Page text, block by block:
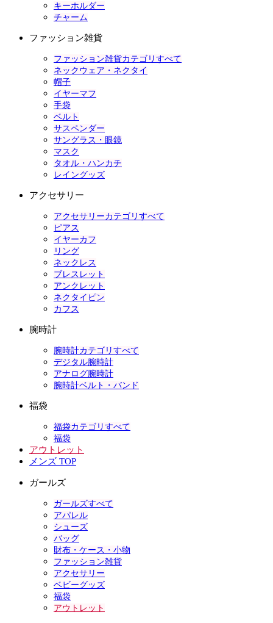
キーホルダー
チャーム
ファッション雑貨
ファッション雑貨カテゴリすべて
ネックウェア・ネクタイ
帽子
イヤーマフ
手袋
ベルト
サスペンダー
サングラス・眼鏡
マスク
タオル・ハンカチ
レイングッズ
アクセサリー
アクセサリーカテゴリすべて
ピアス
イヤーカフ
リング
ネックレス
ブレスレット
アンクレット
ネクタイピン
カフス
腕時計
腕時計カテゴリすべて
デジタル腕時計
アナログ腕時計
腕時計ベルト・バンド
福袋
福袋カテゴリすべて
福袋
アウトレット
メンズ TOP
ガールズ
ガールズすべて
アパレル
シューズ
バッグ
財布・ケース・小物
ファッション雑貨
アクセサリー
ベビーグッズ
福袋
アウトレット